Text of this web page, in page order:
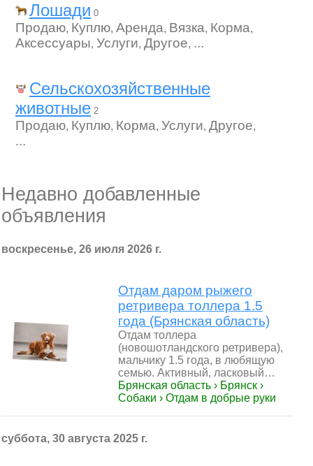
Лошади 0
Продаю, Куплю, Аренда, Вязка, Корма,
Аксессуары, Услуги, Другое, ...
Сельскохозяйственные
животные 2
Продаю, Куплю, Корма, Услуги, Другое,
...
Недавно добавленные
объявления
воскресенье, 26 июля 2026 г.
Отдам даром рыжего
ретривера толлера 1.5
года (Брянская область)
Отдам толлера
(новошотландского ретривера),
мальчику 1.5 года, в любящую
семью. Активный, ласковый…
Брянская область › Брянск ›
Собаки › Отдам в добрые руки
суббота, 30 августа 2025 г.